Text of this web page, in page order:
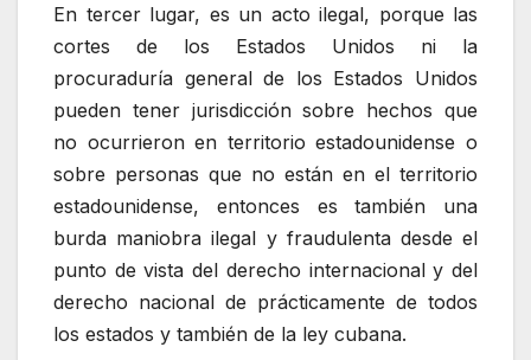
En tercer lugar, es un acto ilegal, porque las
cortes de los Estados Unidos ni la
procuraduría general de los Estados Unidos
pueden tener jurisdicción sobre hechos que
no ocurrieron en territorio estadounidense o
sobre personas que no están en el territorio
estadounidense, entonces es también una
burda maniobra ilegal y fraudulenta desde el
punto de vista del derecho internacional y del
derecho nacional de prácticamente de todos
los estados y también de la ley cubana.